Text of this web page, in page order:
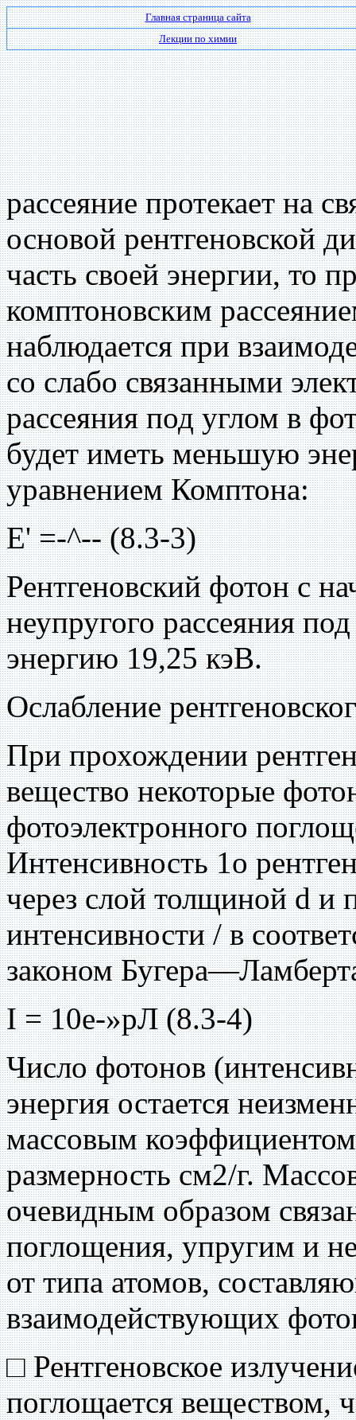
Главная страница сайта
Лекции по химии
рассеяние протекает на
основой рентгеновской
часть своей энергии, то
комптоновским
наблюдается при
со слабо связанными
рассеяния под углом в
будет иметь меньшую
уравнением Комптона:
Е' =-^-- (8.3-3)
Рентгеновский фотон с
неупругого рассеяния
энергию 19,25 кэВ.
Ослабление
При прохождении
вещество некоторые
фотоэлектронного
Интенсивность 1о
через слой толщиной d и
интенсивности / в
законом
I = 10е-»рЛ (8.3-4)
Число фотонов
энергия остается
массовым
размерность см2/г.
очевидным образом
поглощения, упругим и
от типа атомов,
взаимодействующих
□ Рентгеновское
поглощается веществом,